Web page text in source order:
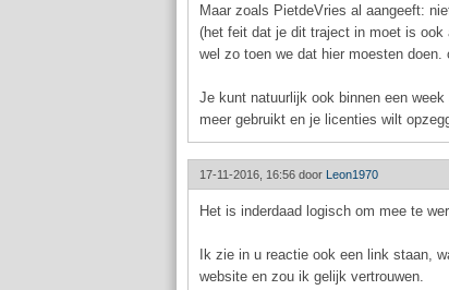
Maar zoals PietdeVries al aangeeft:
(het feit dat je dit traject in moet is
wel zo toen we dat hier moesten
Je kunt natuurlijk ook binnen een
meer gebruikt en je licenties wilt
17-11-2016, 16:56 door Leon1970
Het is inderdaad logisch om mee te
Ik zie in u reactie ook een link staan,
website en zou ik gelijk vertrouwen.